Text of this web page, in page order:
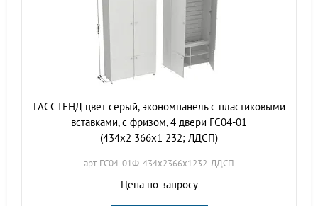
ГАССТЕНД цвет серый, экономпанель с пластиковыми
вставками, с фризом, 4 двери ГС04-01
(434х2 366х1 232; ЛДСП)
арт. ГС04-01Ф-434х2366х1232-ЛДСП
Цена по запросу